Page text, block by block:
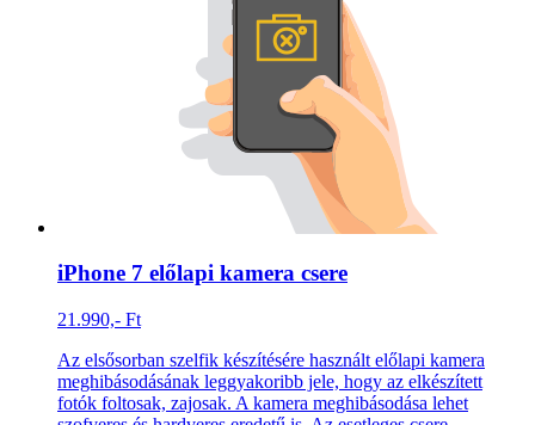
iPhone 7 előlapi kamera csere
21.990,- Ft
Az elsősorban szelfik készítésére használt előlapi kamera
meghibásodásának leggyakoribb jele, hogy az elkészített
fotók foltosak, zajosak. A kamera meghibásodása lehet